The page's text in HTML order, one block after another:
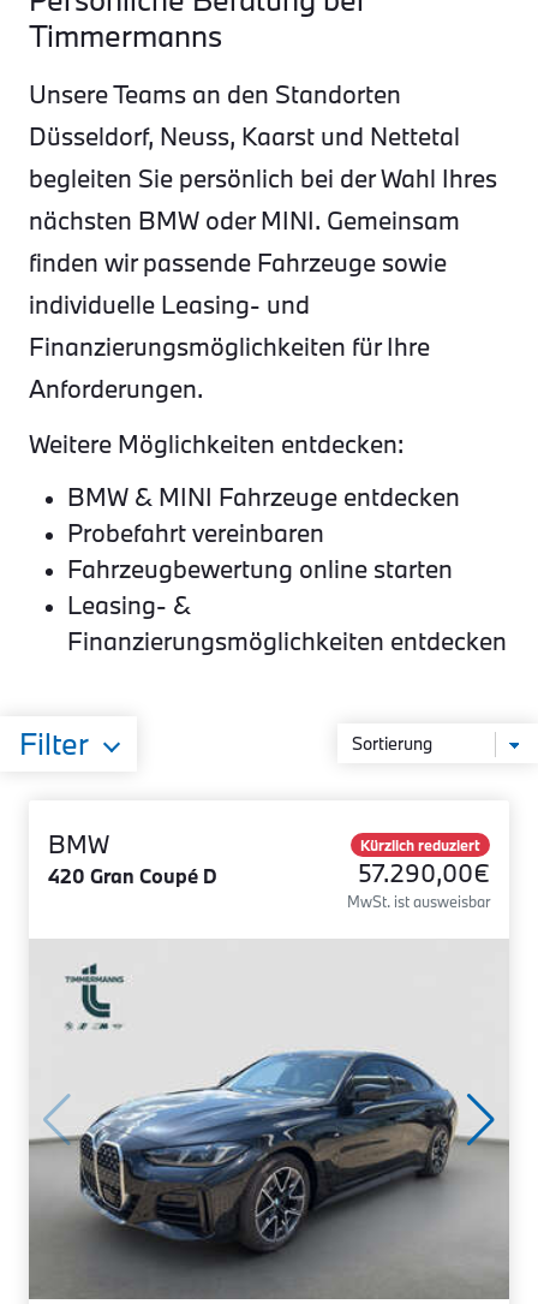
Timmermanns
Unsere Teams an den Standorten
Düsseldorf, Neuss, Kaarst und Nettetal
begleiten Sie persönlich bei der Wahl Ihres
nächsten BMW oder MINI. Gemeinsam
finden wir passende Fahrzeuge sowie
individuelle Leasing- und
Finanzierungsmöglichkeiten für Ihre
Anforderungen.
Weitere Möglichkeiten entdecken:
BMW & MINI Fahrzeuge entdecken
Probefahrt vereinbaren
Fahrzeugbewertung online starten
Leasing- &
Finanzierungsmöglichkeiten entdecken
Filter
BMW
420 Gran Coupé D
Kürzlich reduziert
57.290,00€
MwSt. ist ausweisbar